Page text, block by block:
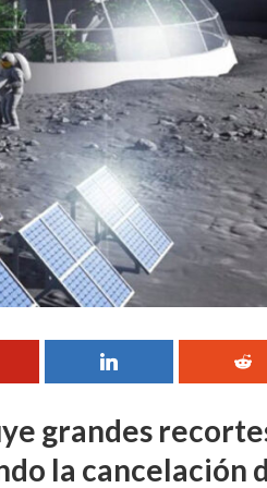
grandes
la cancelación